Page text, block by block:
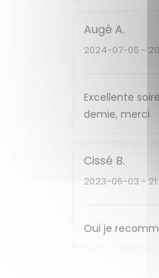
Augé A
2024-07-05 -
Excellente
demie, merci
Cissé B
2023-06-03 -
Oui je